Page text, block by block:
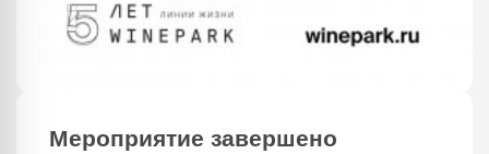
Мероприятие завершено